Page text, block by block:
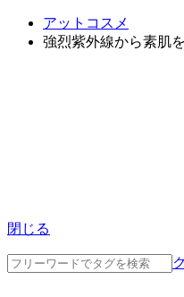
アットコスメ
強烈紫外線から素肌
閉じる